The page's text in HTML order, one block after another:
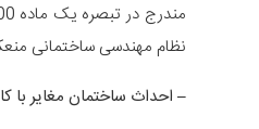
نظام مهندسی ساختمانی
– احداث ساختمان مغایر با